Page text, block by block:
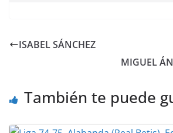
ISABEL SÁNCHEZ
MIGUEL
También te puede